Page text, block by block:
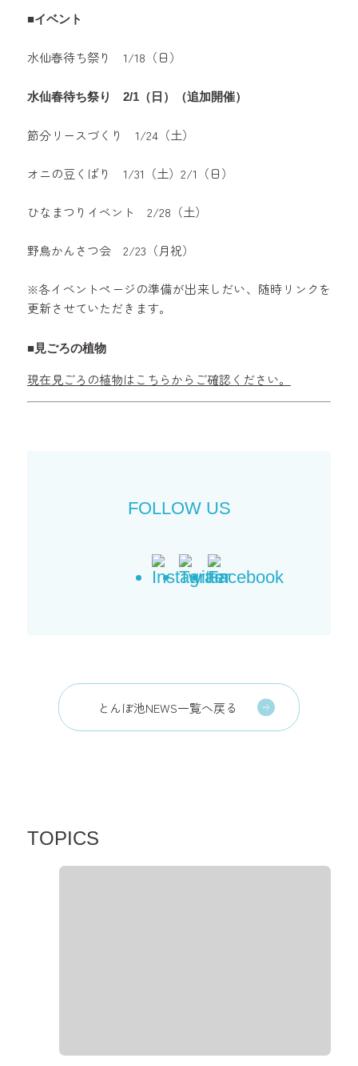
■イベント
水仙春待ち祭り 1/18（日）
水仙春待ち祭り 2/1（日）（追加開催）
節分リースづくり 1/24（土）
オニの豆くばり 1/31（土）2/1（日）
ひなまつりイベント 2/28（土）
野鳥かんさつ会 2/23（月祝）
※各イベントページの準備が出来しだい、随時リンクを
更新させていただきます。
■見ごろの植物
現在見ごろの植物はこちらからご確認ください。
FOLLOW US
とんぼ池NEWS一覧へ戻る
TOPICS